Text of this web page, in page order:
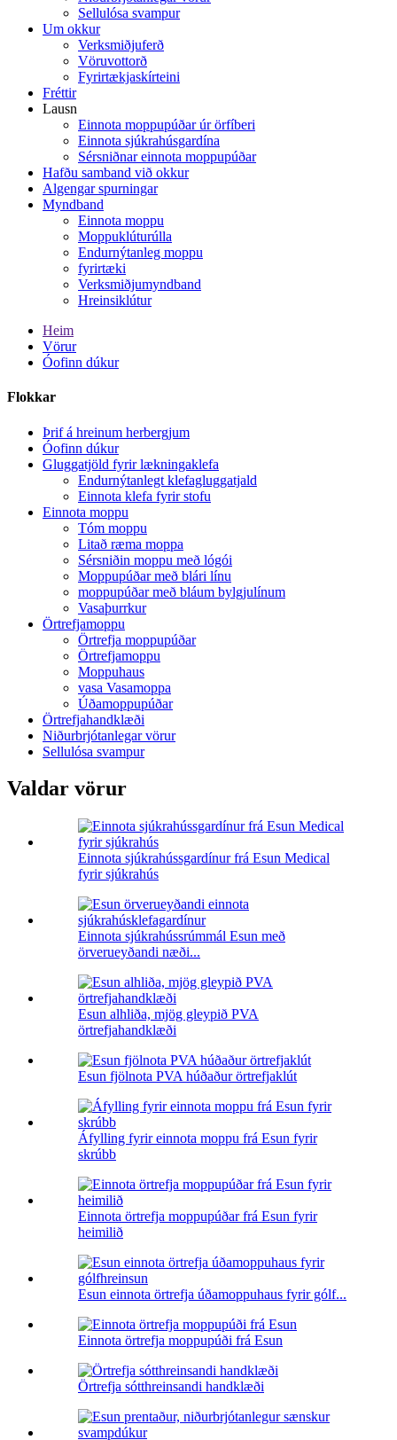
Sellulósa svampur
Um okkur
Verksmiðjuferð
Vöruvottorð
Fyrirtækjaskírteini
Fréttir
Lausn
Einnota moppupúðar úr örfíberi
Einnota sjúkrahúsgardína
Sérsniðnar einnota moppupúðar
Hafðu samband við okkur
Algengar spurningar
Myndband
Einnota moppu
Moppuklúturúlla
Endurnýtanleg moppu
fyrirtæki
Verksmiðjumyndband
Hreinsiklútur
Heim
Vörur
Óofinn dúkur
Flokkar
Þrif á hreinum herbergjum
Óofinn dúkur
Gluggatjöld fyrir lækningaklefa
Endurnýtanlegt klefagluggatjald
Einnota klefa fyrir stofu
Einnota moppu
Tóm moppu
Litað ræma moppa
Sérsniðin moppu með lógói
Moppupúðar með blári línu
moppupúðar með bláum bylgjulínum
Vasaþurrkur
Örtrefjamoppu
Örtrefja moppupúðar
Örtrefjamoppu
Moppuhaus
vasa Vasamoppa
Úðamoppupúðar
Örtrefjahandklæði
Niðurbrjótanlegar vörur
Sellulósa svampur
Valdar vörur
Einnota sjúkrahússgardínur frá Esun Medical
fyrir sjúkrahús
Einnota sjúkrahússrúmmál Esun með
örverueyðandi næði...
Esun alhliða, mjög gleypið PVA
örtrefjahandklæði
Esun fjölnota PVA húðaður örtrefjaklút
Áfylling fyrir einnota moppu frá Esun fyrir
skrúbb
Einnota örtrefja moppupúðar frá Esun fyrir
heimilið
Esun einnota örtrefja úðamoppuhaus fyrir gólf...
Einnota örtrefja moppupúði frá Esun
Örtrefja sótthreinsandi handklæði